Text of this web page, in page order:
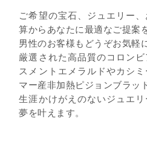
ご希望の宝石、ジュエリー
算からあなたに最適なご提案
男性のお客様もどうぞお気軽
厳選された高品質のコロン
スメントエメラルドやカシ
マー産非加熱ピジョンブラッ
生涯かけがえのないジュエ
夢を叶えます。